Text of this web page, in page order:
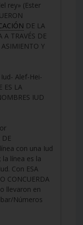
rey» (Ester
DE LA
A TRAVÉS DE
Y
Alef-Hei-
ES LA
IUD
con una Iud
línea es la
Con ESA
CONCUERDA
llevaron en
Números